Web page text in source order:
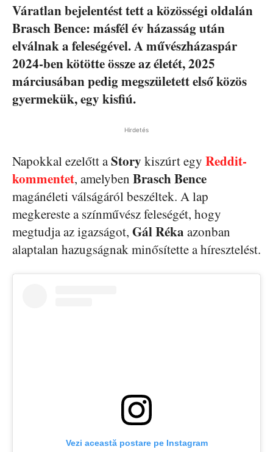
Váratlan bejelentést tett a közösségi oldalán
Brasch Bence: másfél év házasság után
elválnak a feleségével. A művészházaspár
2024-ben kötötte össze az életét, 2025
márciusában pedig megszületett első közös
gyermekük, egy kisfiú.
Hirdetés
Napokkal ezelőtt aStory kiszúrt egy Reddit-
kommentet, amelyben Brasch Bence
magánéleti válságáról beszéltek. A lap
megkereste a színművész feleségét, hogy
megtudja az igazságot, Gál Réka azonban
alaptalan hazugságnak minősítette a híresztelést.
Vezi această postare pe Instagram